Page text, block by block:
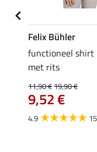
Felix Bühler
functioneel shirt
met rits
11,90 €19,90 €
9,52 €
4.9 15